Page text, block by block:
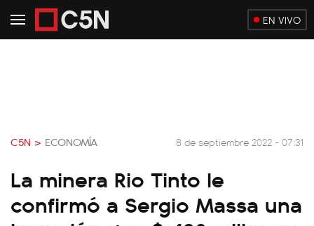
EN VIVO
C5N > ECONOMÍA 8 de septiembre 2022 - 07:31
La minera Rio Tinto le
confirmó a Sergio Massa una